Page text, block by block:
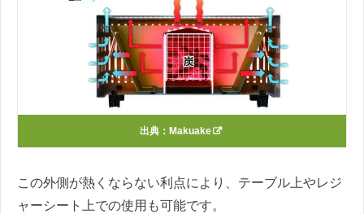
出典： Makuake
この外側が熱くならない利点により、テーブル上やレジ
ャーシート上での使用も可能です。